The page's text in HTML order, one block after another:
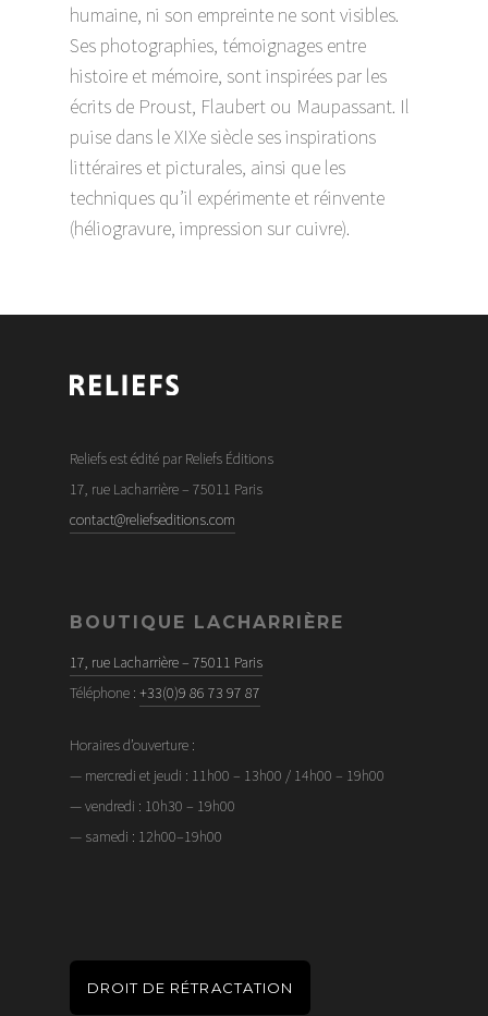
humaine, ni son empreinte ne sont visibles.
Ses photographies, témoignages entre
histoire et mémoire, sont inspirées par les
écrits de Proust, Flaubert ou Maupassant. Il
puise dans le XIXe siècle ses inspirations
littéraires et picturales, ainsi que les
techniques qu’il expérimente et réinvente
(héliogravure, impression sur cuivre).
Reliefs est édité par Reliefs Éditions
17, rue Lacharrière – 75011 Paris
contact@reliefseditions.com
BOUTIQUE LACHARRIÈRE
17, rue Lacharrière – 75011 Paris
Téléphone : +33(0)9 86 73 97 87
Horaires d’ouverture :
— mercredi et jeudi : 11h00 – 13h00 / 14h00 – 19h00
— vendredi : 10h30 – 19h00
— samedi : 12h00–19h00
DROIT DE RÉTRACTATION